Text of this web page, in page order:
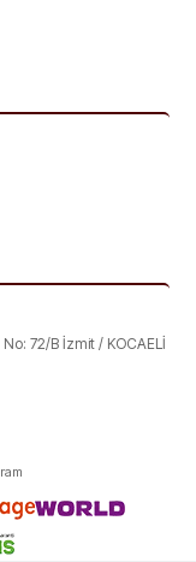
72/B İzmit / KOCAELİ